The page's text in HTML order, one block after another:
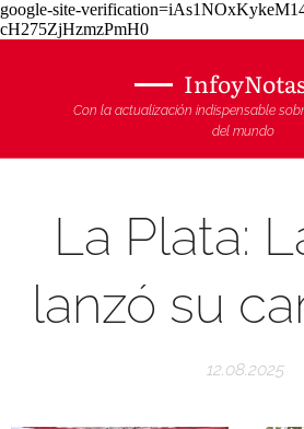
google-site-
cH275ZjHzmzPmH0
Con la actualización indispensable
del mundo
La Plata:
lanzó su
12.08.2025